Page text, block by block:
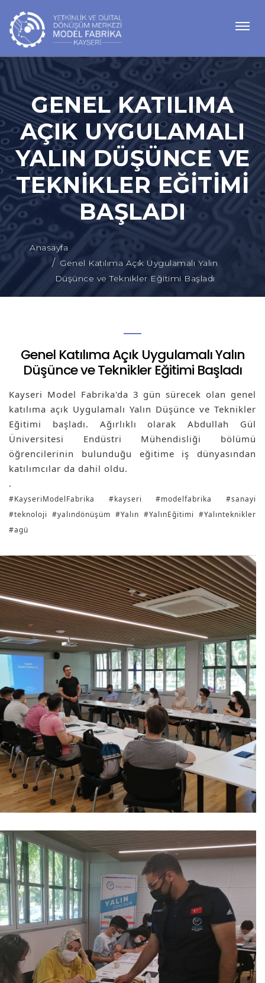
GENEL KATILIMA
AÇIK UYGULAMALI
YALIN DÜŞÜNCE VE
TEKNIKLER EĞITIMI
BAŞLADI
Anasayfa
Genel Katılıma Açık Uygulamalı Yalın
Düşünce ve Teknikler Eğitimi Başladı
Genel Katılıma Açık Uygulamalı Yalın
Düşünce ve Teknikler Eğitimi Başladı
Kayseri Model Fabrika'da 3 gün sürecek olan genel
katılıma açık Uygulamalı Yalın Düşünce ve Teknikler
Eğitimi başladı. Ağırlıklı olarak Abdullah Gül
Üniversitesi Endüstri Mühendisliği bölümü
öğrencilerinin bulunduğu eğitime iş dünyasından
katılımcılar da dahil oldu.
.
#KayseriModelFabrika #kayseri #modelfabrika
#sanayi
#teknoloji #yalındönüşüm #Yalın #YalınEğitimi #Yalınteknikler
#agü